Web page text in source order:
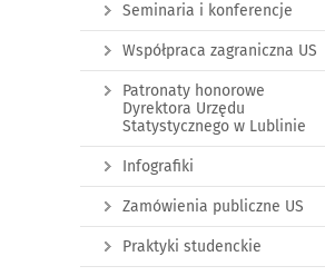
Seminaria i konferencje
Współpraca zagraniczna US
Patronaty honorowe
Dyrektora Urzędu
Statystycznego w Lublinie
Infografiki
Zamówienia publiczne US
Praktyki studenckie